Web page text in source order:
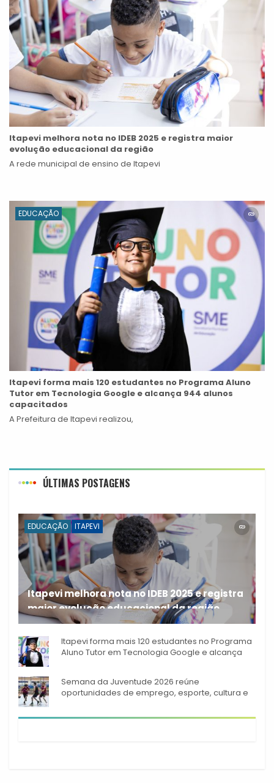
Itapevi melhora nota no IDEB 2025 e registra maior
evolução educacional da região
A rede municipal de ensino de Itapevi
EDUCAÇÃO
Itapevi forma mais 120 estudantes no Programa Aluno
Tutor em Tecnologia Google e alcança 944 alunos
capacitados
A Prefeitura de Itapevi realizou,
ÚLTIMAS POSTAGENS
EDUCAÇÃO ITAPEVI
Itapevi melhora nota no IDEB 2025 e registra
maior evolução educacional da região
A rede municipal de ensino
Itapevi forma mais 120 estudantes no Programa
Aluno Tutor em Tecnologia Google e alcança
Semana da Juventude 2026 reúne
oportunidades de emprego, esporte, cultura e